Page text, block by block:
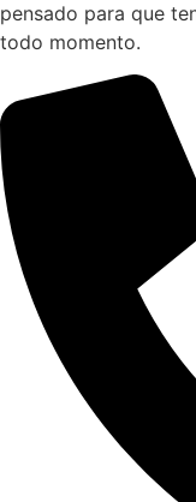
pensado para que
todo momento.